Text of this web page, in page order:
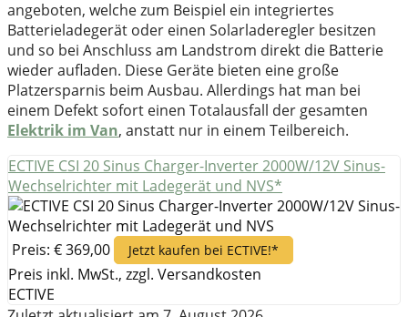
angeboten, welche zum Beispiel ein integriertes
Batterieladegerät oder einen Solarladeregler besitzen
und so bei Anschluss am Landstrom direkt die Batterie
wieder aufladen. Diese Geräte bieten eine große
Platzersparnis beim Ausbau. Allerdings hat man bei
einem Defekt sofort einen Totalausfall der gesamten
Elektrik im Van, anstatt nur in einem Teilbereich.
ECTIVE CSI 20 Sinus Charger-Inverter 2000W/12V Sinus-
Wechselrichter mit Ladegerät und NVS*
Preis: € 369,00 Jetzt kaufen bei ECTIVE!*
Preis inkl. MwSt., zzgl. Versandkosten
ECTIVE